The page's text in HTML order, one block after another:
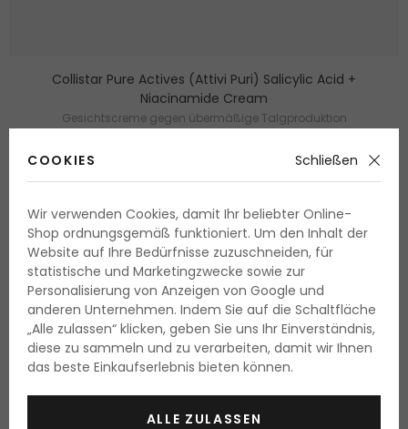
Collistar Pure Actives (Attivi Puri) Salicylic Acid +
Niacinamide Cream
Gesichtscreme gegen übermäßige Talgproduktion
26.70 Fr.
53.35 Fr. / 100 ml
Wie lässt sich Niacinamid
kombinieren
In der Kosmetik begegnet man Niacinamid häufig in Form
von Seren, Cremen, Tonika, aber es findet sich auch in
Gesichtswässern, Gesichtsmasken, Körperkosmetik und
sogar auch in einigen Schminkprodukten wie etwa Make-up.
Seine Vielfalt von Fähigkeiten bestimmt Niacinamid für die
COOKIES Schließen
Wir verwenden Cookies, damit Ihr beliebter Online-
Shop ordnungsgemäß funktioniert. Um den Inhalt der
Website auf Ihre Bedürfnisse zuzuschneiden, für
statistische und Marketingzwecke sowie zur
Personalisierung von Anzeigen von Google und
anderen Unternehmen. Indem Sie auf die Schaltfläche
„Alle zulassen“ klicken, geben Sie uns Ihr Einverständnis,
diese zu sammeln und zu verarbeiten, damit wir Ihnen
das beste Einkaufserlebnis bieten können.
ALLE ZULASSEN